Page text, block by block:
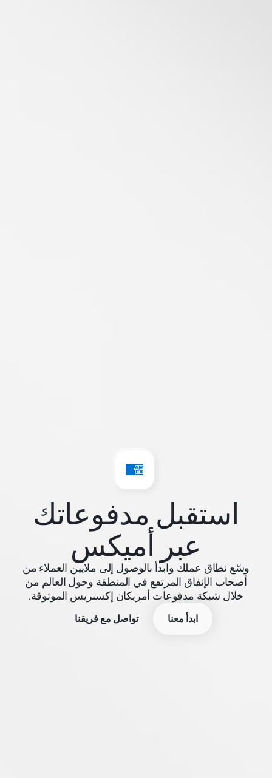
استقبل مدفوعاتك
عبر أميكس
وسّع نطاق عملك وابدأ بالوصول إلى ملايين العملاء من
أصحاب الإنفاق المرتفع في المنطقة وحول العالم من
خلال شبكة مدفوعات أمريكان إكسبريس الموثوقة.
ابدأ معنا تواصل مع فريقنا